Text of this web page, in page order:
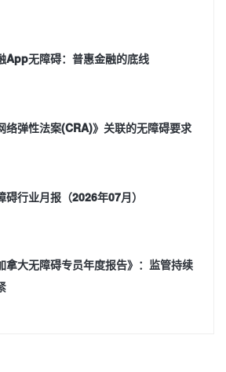
App无障碍：普惠金融的底线
络弹性法案(CRA)》关联的无障碍要求
碍行业月报（2026年07月）
拿大无障碍专员年度报告》：监管持续